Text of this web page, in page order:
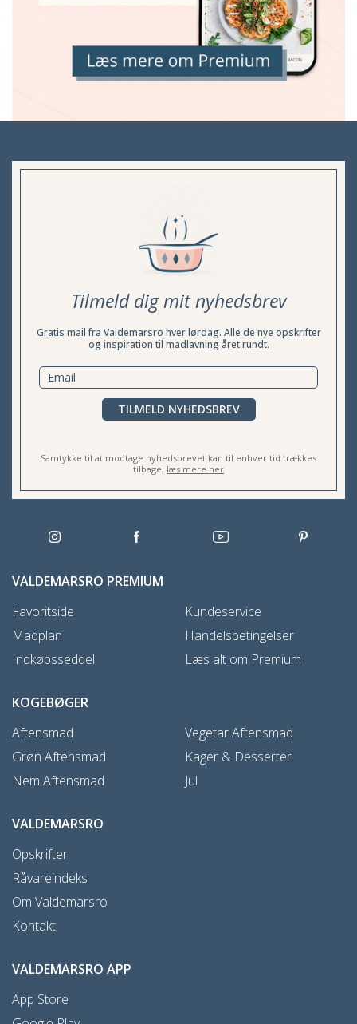
Tilmeld dig mit nyhedsbrev
Gratis mail fra Valdemarsro hver lørdag. Alle de nye opskrifter
og inspiration til madlavning året rundt.
TILMELD NYHEDSBREV
Samtykke til at modtage nyhedsbrevet kan til enhver tid trækkes
tilbage, læs mere her
VALDEMARSRO PREMIUM
Favoritside
Madplan
Indkøbsseddel
Kundeservice
Handelsbetingelser
Læs alt om Premium
KOGEBØGER
Aftensmad
Grøn Aftensmad
Nem Aftensmad
Vegetar Aftensmad
Kager & Desserter
Jul
VALDEMARSRO
Opskrifter
Råvareindeks
Om Valdemarsro
Kontakt
VALDEMARSRO APP
App Store